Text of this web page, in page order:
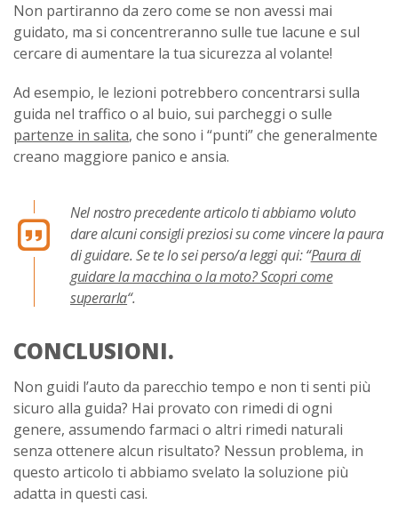
Non partiranno da zero come se non avessi mai
guidato, ma si concentreranno sulle tue lacune e sul
cercare di aumentare la tua sicurezza al volante!
Ad esempio, le lezioni potrebbero concentrarsi sulla
guida nel traffico o al buio, sui parcheggi o sulle
partenze in salita, che sono i “punti” che generalmente
creano maggiore panico e ansia.
Nel nostro precedente articolo ti abbiamo voluto
dare alcuni consigli preziosi su come vincere la paura
di guidare. Se te lo sei perso/a leggi qui: “Paura di
guidare la macchina o la moto? Scopri come
superarla“.
CONCLUSIONI.
Non guidi l’auto da parecchio tempo e non ti senti più
sicuro alla guida? Hai provato con rimedi di ogni
genere, assumendo farmaci o altri rimedi naturali
senza ottenere alcun risultato? Nessun problema, in
questo articolo ti abbiamo svelato la soluzione più
adatta in questi casi.